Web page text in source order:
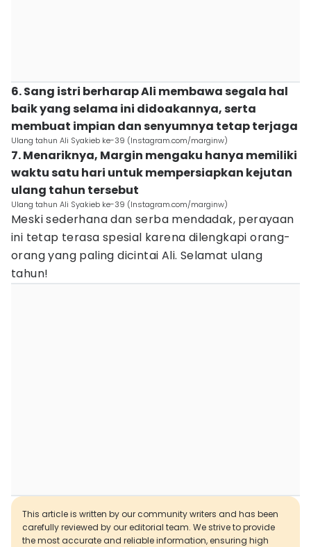
6. Sang istri berharap Ali membawa segala hal
baik yang selama ini didoakannya, serta
membuat impian dan senyumnya tetap terjaga
Ulang tahun Ali Syakieb ke-39 (Instagram.com/marginw)
7. Menariknya, Margin mengaku hanya memiliki
waktu satu hari untuk mempersiapkan kejutan
ulang tahun tersebut
Ulang tahun Ali Syakieb ke-39 (Instagram.com/marginw)
Meski sederhana dan serba mendadak, perayaan
ini tetap terasa spesial karena dilengkapi orang-
orang yang paling dicintai Ali. Selamat ulang
tahun!
This article is written by our community writers and has been
carefully reviewed by our editorial team. We strive to provide
the most accurate and reliable information, ensuring high